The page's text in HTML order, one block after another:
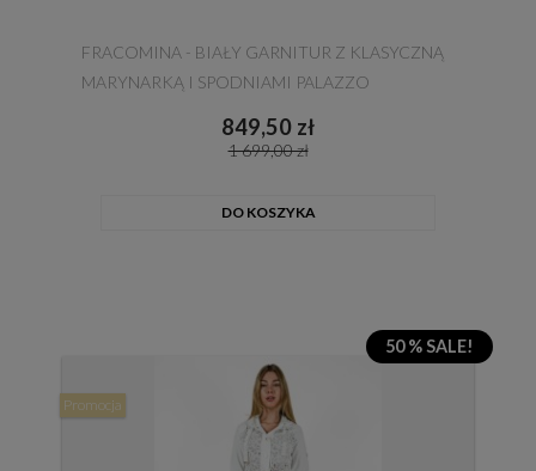
FRACOMINA - BIAŁY GARNITUR Z KLASYCZNĄ
MARYNARKĄ I SPODNIAMI PALAZZO
849,50 zł
1 699,00 zł
DO KOSZYKA
50 % SALE!
Promocja